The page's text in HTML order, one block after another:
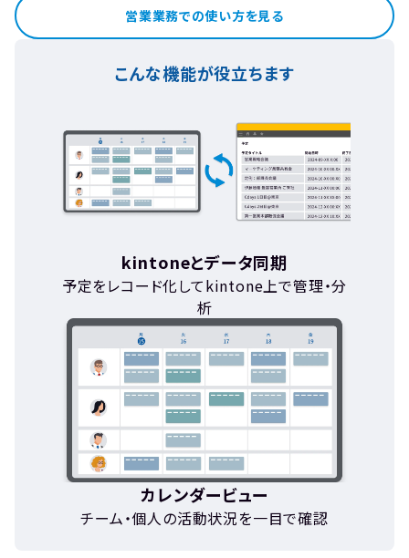
営業業務での使い方を見る
こんな機能が役立ちます
kintoneとデータ同期
予定をレコード化してkintone上で管理・分
析
カレンダービュー
チーム・個人の活動状況を一目で確認